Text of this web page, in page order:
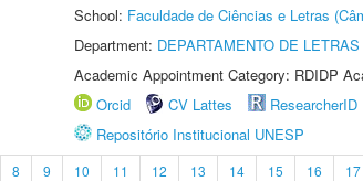
School: Faculdade de Ciências e Letras
Department: DEPARTAMENTO DE
Academic Appointment Category: RDIDP
Orcid
CV Lattes ResearcherID
Repositório Institucional UNESP
8 9 10 11 12 13 14 15 16 17